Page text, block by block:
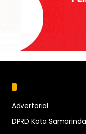
Advertorial
DPRD Kota Samarinda